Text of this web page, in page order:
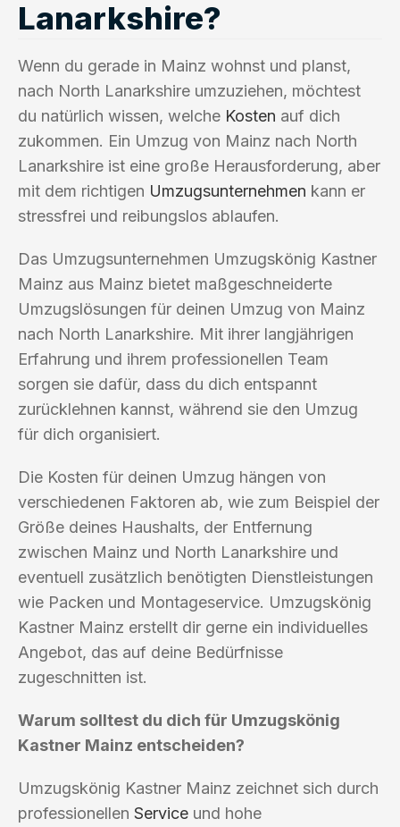
Lanarkshire?
Wenn du gerade in Mainz wohnst und planst,
nach North Lanarkshire umzuziehen, möchtest
du natürlich wissen, welche Kosten auf dich
zukommen. Ein Umzug von Mainz nach North
Lanarkshire ist eine große Herausforderung, aber
mit dem richtigen Umzugsunternehmen kann er
stressfrei und reibungslos ablaufen.
Das Umzugsunternehmen Umzugskönig Kastner
Mainz aus Mainz bietet maßgeschneiderte
Umzugslösungen für deinen Umzug von Mainz
nach North Lanarkshire. Mit ihrer langjährigen
Erfahrung und ihrem professionellen Team
sorgen sie dafür, dass du dich entspannt
zurücklehnen kannst, während sie den Umzug
für dich organisiert.
Die Kosten für deinen Umzug hängen von
verschiedenen Faktoren ab, wie zum Beispiel der
Größe deines Haushalts, der Entfernung
zwischen Mainz und North Lanarkshire und
eventuell zusätzlich benötigten Dienstleistungen
wie Packen und Montageservice. Umzugskönig
Kastner Mainz erstellt dir gerne ein individuelles
Angebot, das auf deine Bedürfnisse
zugeschnitten ist.
Warum solltest du dich für Umzugskönig
Kastner Mainz entscheiden?
Umzugskönig Kastner Mainz zeichnet sich durch
professionellen Service und hohe